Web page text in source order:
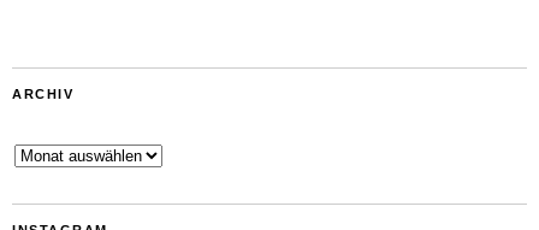
ARCHIV
Archiv